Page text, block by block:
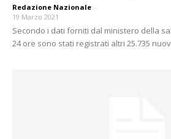
Redazione Nazionale -
19 Marzo 2021
Secondo i dati forniti dal ministero della
24 ore sono stati registrati altri 25.735